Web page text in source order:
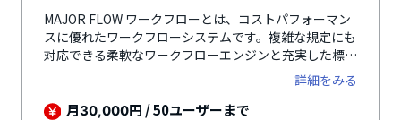
MAJOR FLOW ワークフローとは、コストパフォーマン
スに優れたワークフローシステムです。複雑な規定にも
対応できる柔軟なワークフローエンジンと充実した標準
機能を低価格で利用できます。新しい申請書の作成に専
門知識は不要。利用したいアイテムを選択して配置する
だけで誰でも簡単に新しい申請書を作成できます。製品
詳細をみる
月30,000円 / 50ユーザーまで